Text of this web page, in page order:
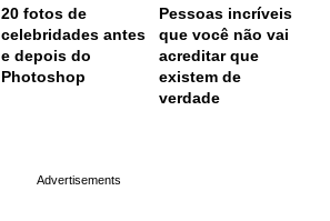
20 fotos de
celebridades antes
e depois do
Photoshop
Pessoas incríveis
que você não vai
acreditar que
existem de
verdade